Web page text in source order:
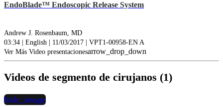
EndoBlade™ Endoscopic Release System
Andrew J. Rosenbaum, MD
03:34 | English | 11/03/2017 | VPT1-00958-EN A
Ver Más Video presentacionesarrow_drop_down
Videos de segmento de cirujanos (1)
hide_image